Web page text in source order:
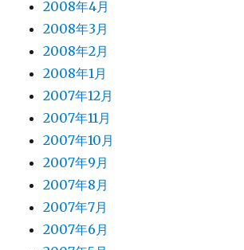
2008年4月
2008年3月
2008年2月
2008年1月
2007年12月
2007年11月
2007年10月
2007年9月
2007年8月
2007年7月
2007年6月